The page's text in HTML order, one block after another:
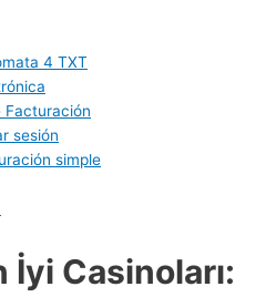
4 TXT
Facturación
sesión
simple
Casinoları: